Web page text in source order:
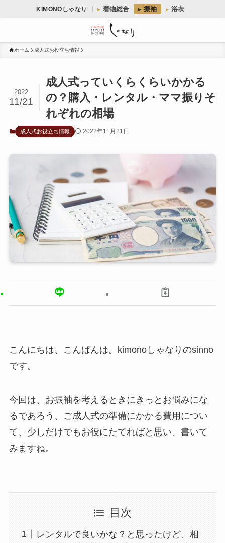
KIMONOしゃなり 着物総合 振袖 浴衣
ホーム 成人式お役立ち情報
成人式っていくらくらいかかる
の？購入・レンタル・ママ振りそ
れぞれの相場
2022
11/21
成人式お役立ち情報 2022年11月21日
こんにちは、こんばんは。kimonoしゃなりのsinno
です。
今回は、お振袖を考えるときにきっとお悩みにな
るであろう、ご成人式の準備にかかる費用につい
て、少しだけでもお役にたてればと思い、書いて
みますね。
目次
レンタルで良いかな？と思ったけど、相